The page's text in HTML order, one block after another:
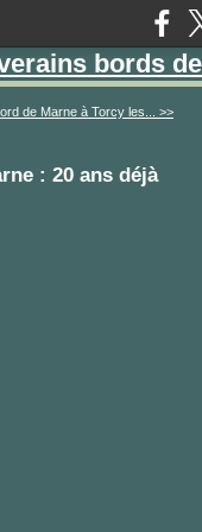
bords
de Marne à Torcy les... >>
: 20 ans déjà